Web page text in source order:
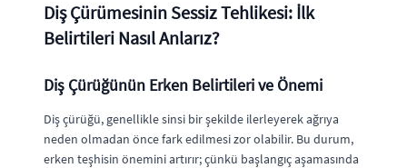
Diş Çürümesinin Sessiz Tehlikesi: İlk
Belirtileri Nasıl Anlarız?
Diş Çürüğünün Erken Belirtileri ve Önemi
Diş çürüğü, genellikle sinsi bir şekilde ilerleyerek ağrıya
neden olmadan önce fark edilmesi zor olabilir. Bu durum,
erken teşhisin önemini artırır; çünkü başlangıç aşamasında